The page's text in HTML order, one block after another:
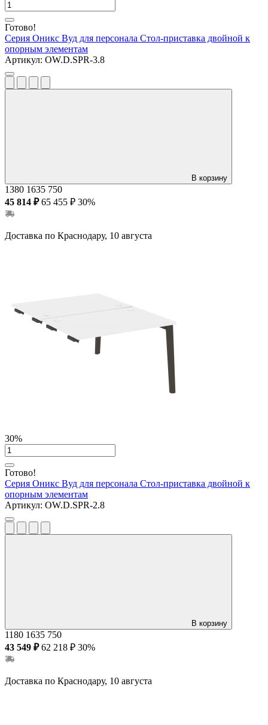
Готово!
Серия Оникс Вуд для персонала Стол-приставка двойной к
опорным элементам
Артикул: OW.D.SPR-3.8
В корзину
1380 1635 750
45 814 ₽ 65 455 ₽ 30%
Доставка по Краснодару, 10 августа
30%
Готово!
Серия Оникс Вуд для персонала Стол-приставка двойной к
опорным элементам
Артикул: OW.D.SPR-2.8
В корзину
1180 1635 750
43 549 ₽ 62 218 ₽ 30%
Доставка по Краснодару, 10 августа